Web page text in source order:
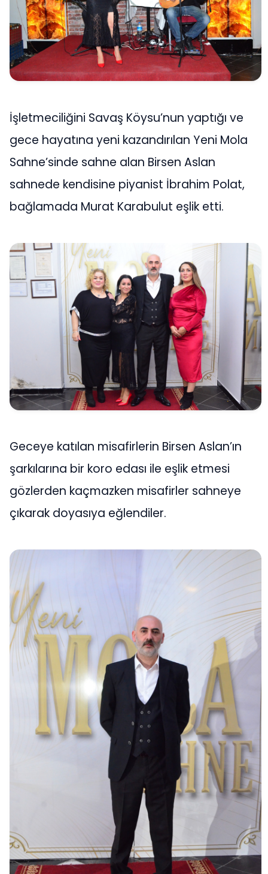
İşletmeciliğini Savaş Köysu’nun yaptığı ve
gece hayatına yeni kazandırılan Yeni Mola
Sahne’sinde sahne alan Birsen Aslan
sahnede kendisine piyanist İbrahim Polat,
bağlamada Murat Karabulut eşlik etti.
Geceye katılan misafirlerin Birsen Aslan’ın
şarkılarına bir koro edası ile eşlik etmesi
gözlerden kaçmazken misafirler sahneye
çıkarak doyasıya eğlendiler.